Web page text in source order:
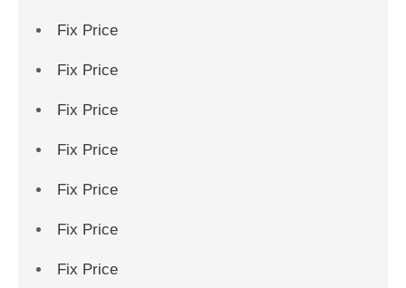
Fix Price
Fix Price
Fix Price
Fix Price
Fix Price
Fix Price
Fix Price